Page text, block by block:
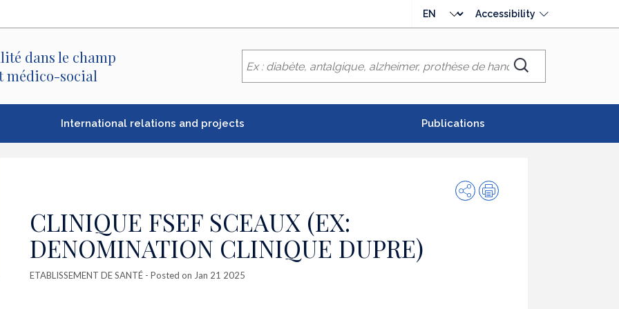
language
Accessibility
dans le champ
médico-social
Chercher
International relations and projects Publications
SharePrint
CLINIQUE FSEF SCEAUX (EX:
DENOMINATION CLINIQUE DUPRE)
ETABLISSEMENT DE SANTÉ - Posted on Jan 21 2025